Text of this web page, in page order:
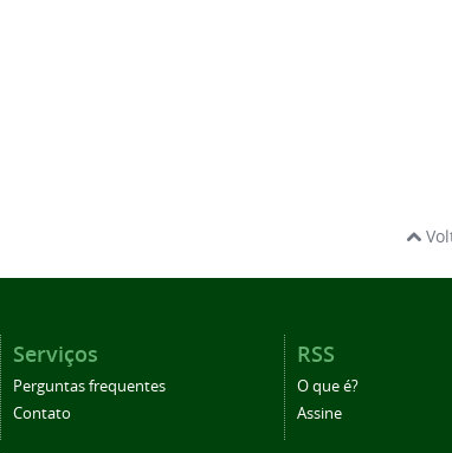
Serviços
Perguntas frequentes
Contato
RSS
O que é?
Assine